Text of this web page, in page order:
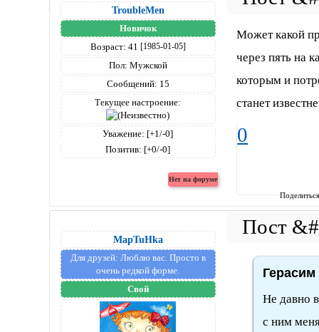
TroubleMen
Новичок
Возраст: 41 [1985-01-05]
Пол: Мужской
Сообщений: 15
Текущее настроение:
Уважение: [+1/-0]
Позитив: [+0/-0]
Может какой
через пять на
которым и
станет
0
MapTuHka
Для друзей: Люблю вас. Просто в
очень редкой форме.
Свой
Не давно
с ним